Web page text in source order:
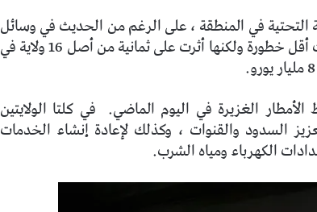
التحتية في المنطقة ، على الرغم من الحديث في وسائل
في فيضانات عام 2013 ، التي كانت أقل خطورة ولكنها أثرت على ثمانية من أصل 16 ولاية في
الغزيرة في اليوم الماضي. في كلتا الولايتين
السدود والقنوات ، وكذلك لإعادة إنشاء الخدمات
الكهرباء ومياه الشرب.